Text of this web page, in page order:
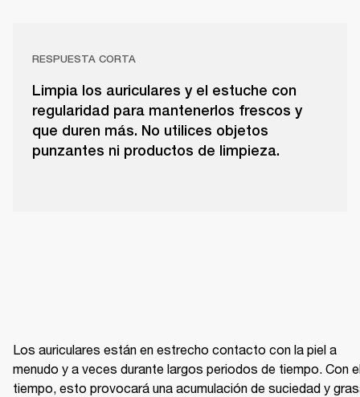
RESPUESTA CORTA
Limpia los auriculares y el estuche con
regularidad para mantenerlos frescos y
que duren más. No utilices objetos
punzantes ni productos de limpieza.
Los auriculares están en estrecho contacto con la piel a
menudo y a veces durante largos periodos de tiempo. Con
tiempo, esto provocará una acumulación de suciedad y